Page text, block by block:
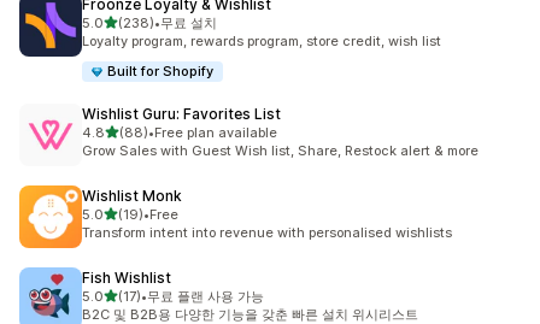
Froonze Loyalty & Wishlist
5.0별 5개 중
(238)
총 리뷰 238개
•무료 설치
Loyalty program, rewards program, store credit, wish list
Built for Shopify
Wishlist Guru: Favorites List
4.8별 5개 중
(88)
총 리뷰 88개
•Free plan available
Grow Sales with Guest Wish list, Share, Restock alert & more
Wishlist Monk
5.0별 5개 중
(19)
총 리뷰 19개
•Free
Transform intent into revenue with personalised wishlists
Fish Wishlist
5.0별 5개 중
(17)
총 리뷰 17개
•무료 플랜 사용 가능
B2C 및 B2B용 다양한 기능을 갖춘 빠른 설치 위시리스트